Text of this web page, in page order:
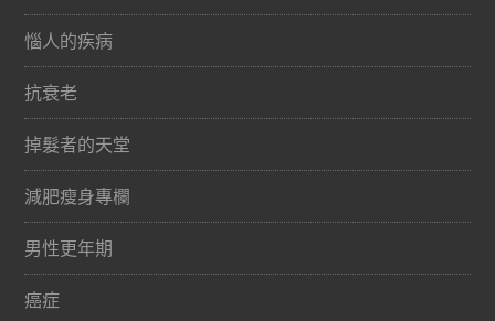
惱人的疾病
抗衰老
掉髮者的天堂
減肥瘦身專欄
男性更年期
癌症